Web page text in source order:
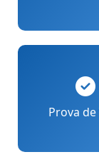
Prova de